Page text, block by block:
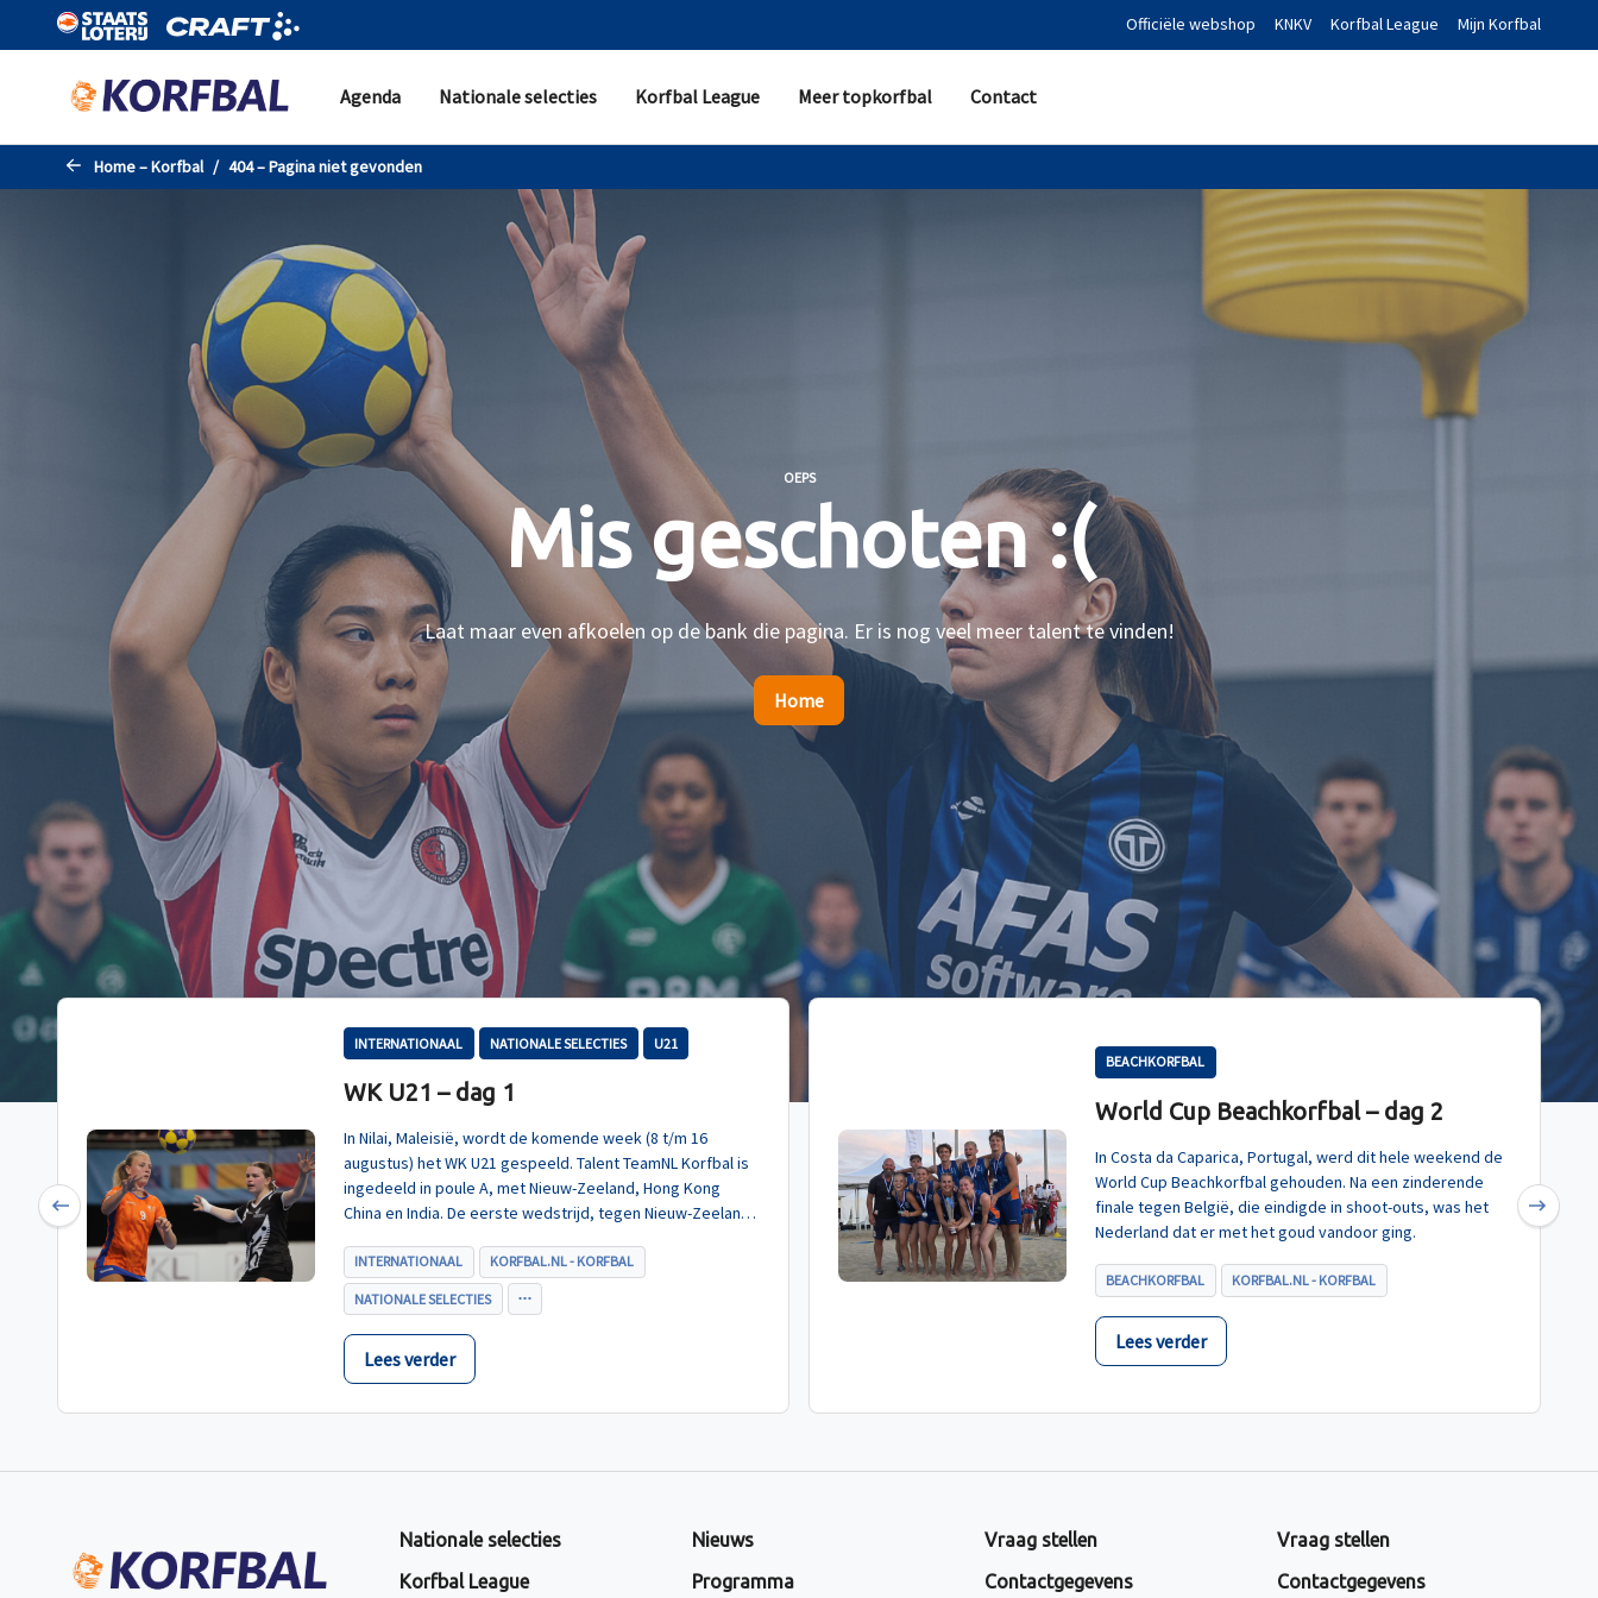
Naar de hoofdinhoud gaan Officiële webshop KNKV Korfbal League Mijn Korfbal
Agenda Nationale selecties Korfbal League Meer topkorfbal Contact
Home – Korfbal 404 – Pagina niet gevonden
OEPS
Mis geschoten :(
Laat maar even afkoelen op de bank die pagina. Er is nog veel meer talent te vinden!
Home
INTERNATIONAAL NATIONALE SELECTIES U21
WK U21 – dag 1
In Nilai, Maleisië, wordt de komende week (8 t/m 16
augustus) het WK U21 gespeeld. Talent TeamNL Korfbal is
ingedeeld in poule A, met Nieuw-Zeeland, Hong Kong
China en India. De eerste wedstrijd, tegen Nieuw-Zeeland
INTERNATIONAAL KORFBAL.NL - KORFBAL
NATIONALE SELECTIES
Lees verder
BEACHKORFBAL
World Cup Beachkorfbal – dag 2
In Costa da Caparica, Portugal, werd dit hele weekend de
World Cup Beachkorfbal gehouden. Na een zinderende
finale tegen België, die eindigde in shoot-outs, was het
Nederland dat er met het goud vandoor ging.
BEACHKORFBAL KORFBAL.NL - KORFBAL
Lees verder
Previous Next
Nationale selecties
Korfbal League
Nieuws
Programma
Vraag stellen
Contactgegevens
Vraag stellen
Contactgegevens